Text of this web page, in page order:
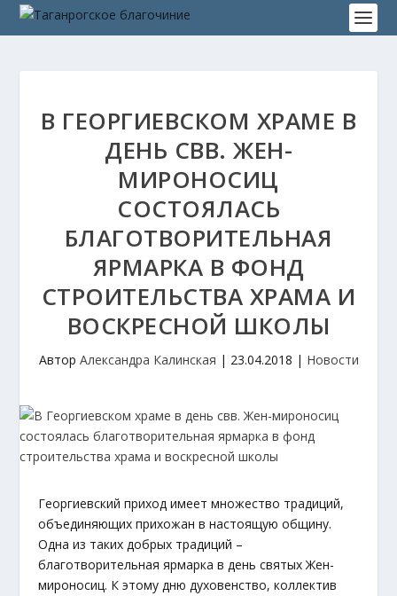
В ГЕОРГИЕВСКОМ ХРАМЕ В
ДЕНЬ СВВ. ЖЕН-
МИРОНОСИЦ
СОСТОЯЛАСЬ
БЛАГОТВОРИТЕЛЬНАЯ
ЯРМАРКА В ФОНД
СТРОИТЕЛЬСТВА ХРАМА И
ВОСКРЕСНОЙ ШКОЛЫ
Автор Александра Калинская | 23.04.2018 | Новости
Георгиевский приход имеет множество традиций,
объединяющих прихожан в настоящую общину.
Одна из таких добрых традиций –
благотворительная ярмарка в день святых Жен-
мироносиц. К этому дню духовенство, коллектив